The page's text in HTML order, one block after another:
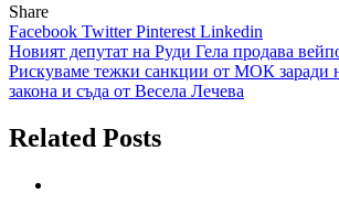
Share
Facebook TwitterPinterest Linkedin
Навигация
Новият депутат на Руди Гела продава
Рискуваме тежки санкции от МОК заради
закона и съда от Весела Лечева
Related Posts